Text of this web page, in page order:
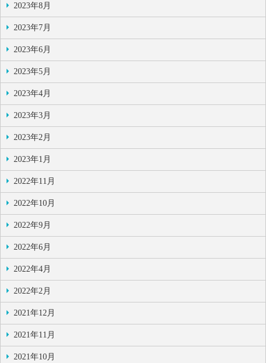
2023年8月
2023年7月
2023年6月
2023年5月
2023年4月
2023年3月
2023年2月
2023年1月
2022年11月
2022年10月
2022年9月
2022年6月
2022年4月
2022年2月
2021年12月
2021年11月
2021年10月